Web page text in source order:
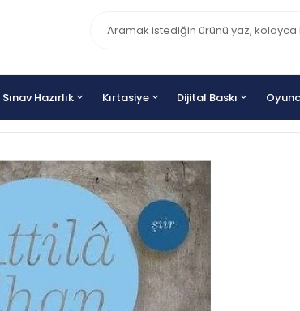
Sınav Hazırlık Kırtasiye Dijital Baskı